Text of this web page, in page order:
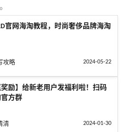
官网海淘教程，时尚奢侈品牌海淘
攻略 2024-05-22
奖励】给新老用户发福利啦！扫码
方群
清 2024-01-30